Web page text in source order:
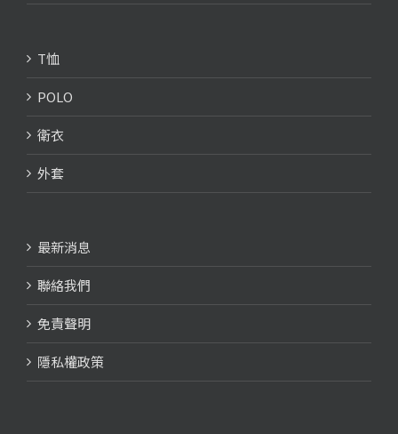
T恤
POLO
衛衣
外套
最新消息
聯絡我們
免責聲明
隱私權政策